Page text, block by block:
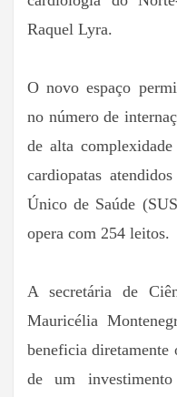
Raquel Lyra.
O novo espaço
no número de
de alta
cardiopatas
Único de Saúde
opera com 254 leitos.
A secretária de
Mauricélia
beneficia diretamente
de um